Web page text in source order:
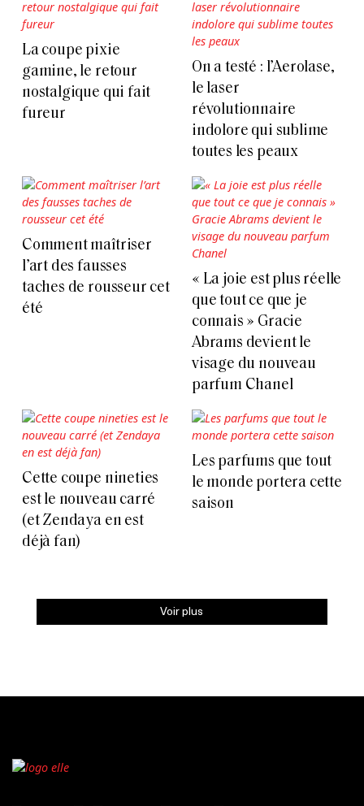
La coupe pixie
gamine, le retour
nostalgique qui fait
fureur
On a testé : l’Aerolase,
le laser
révolutionnaire
indolore qui sublime
toutes les peaux
Comment maîtriser
l’art des fausses
taches de rousseur cet
été
« La joie est plus réelle
que tout ce que je
connais » Gracie
Abrams devient le
visage du nouveau
parfum Chanel
Cette coupe nineties
est le nouveau carré
(et Zendaya en est
déjà fan)
Les parfums que tout
le monde portera cette
saison
Voir plus